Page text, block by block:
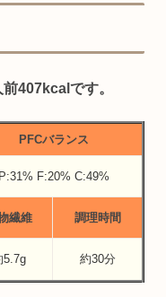
407kcalです。
PFCバランス
P:31% F:20% C:49%
繊維 調理時間
5.7g 約30分